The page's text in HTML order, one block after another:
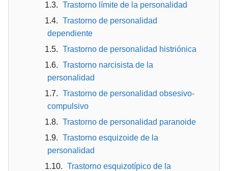
Trastorno límite de la personalidad
Trastorno de personalidad
dependiente
Trastorno de personalidad histriónica
Trastorno narcisista de la
personalidad
Trastorno de personalidad obsesivo-
compulsivo
Trastorno de personalidad paranoide
Trastorno esquizoide de la
personalidad
Trastorno esquizotípico de la